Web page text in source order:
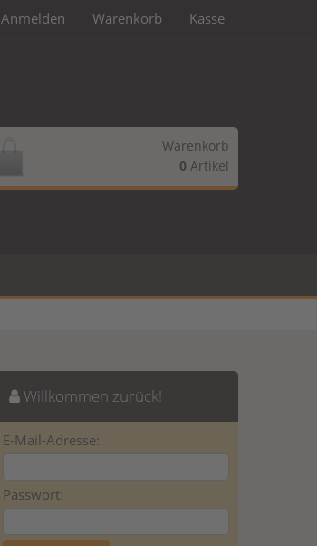
Anmelden Warenkorb Kasse
Warenkorb
0 Artikel
Willkommen zurück!
E-Mail-Adresse:
Passwort: